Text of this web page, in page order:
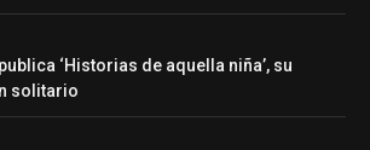
‘Historias de aquella niña’, su
solitario